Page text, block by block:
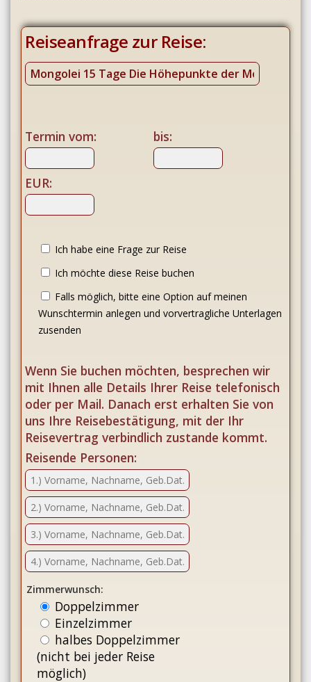
Reiseanfrage zur Reise:
Termin vom: bis:
EUR:
Ich habe eine Frage zur Reise
Ich möchte diese Reise buchen
Falls möglich, bitte eine Option auf meinen
Wunschtermin anlegen und vorvertragliche Unterlagen
zusenden
Wenn Sie buchen möchten, besprechen wir
mit Ihnen alle Details Ihrer Reise telefonisch
oder per Mail. Danach erst erhalten Sie von
uns Ihre Reisebestätigung, mit der Ihr
Reisevertrag verbindlich zustande kommt.
Reisende Personen:
Zimmerwunsch:
Doppelzimmer
Einzelzimmer
halbes Doppelzimmer
(nicht bei jeder Reise
möglich)